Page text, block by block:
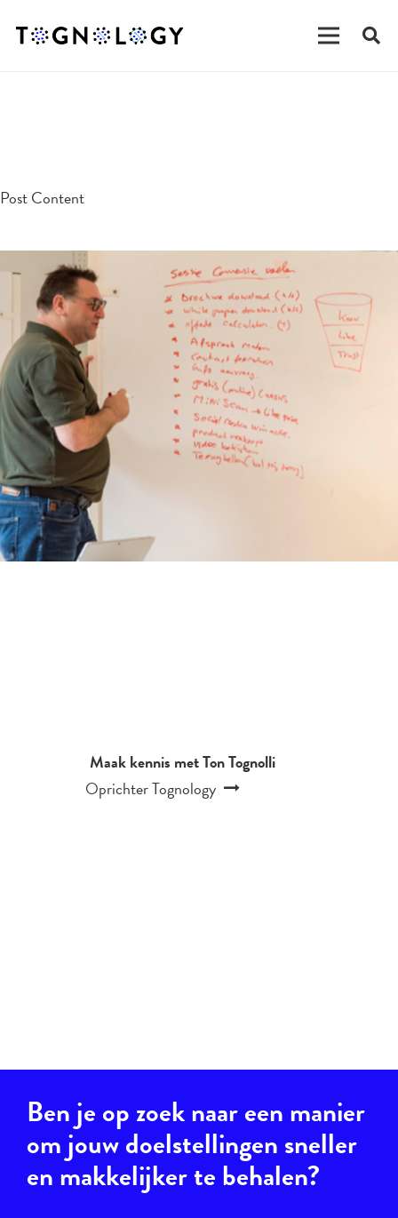
Post Content
Maak kennis met Ton Tognolli
Oprichter Tognology
Ben je op zoek naar een manier
om jouw doelstellingen sneller
en makkelijker te behalen?